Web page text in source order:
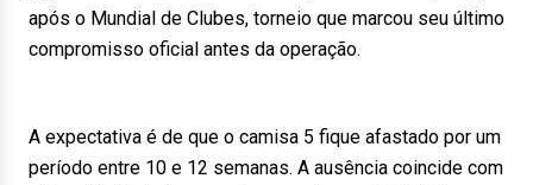
após o Mundial de Clubes, torneio que marcou seu último
compromisso oficial antes da operação.
A expectativa é de que o camisa 5 fique afastado por um
período entre 10 e 12 semanas. A ausência coincide com